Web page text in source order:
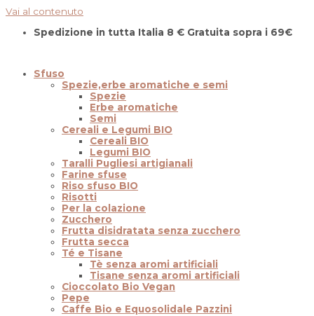
Vai al contenuto
Spedizione in tutta Italia 8 € Gratuita sopra i 69€
Sfuso
Spezie,erbe aromatiche e semi
Spezie
Erbe aromatiche
Semi
Cereali e Legumi BIO
Cereali BIO
Legumi BIO
Taralli Pugliesi artigianali
Farine sfuse
Riso sfuso BIO
Risotti
Per la colazione
Zucchero
Frutta disidratata senza zucchero
Frutta secca
Té e Tisane
Tè senza aromi artificiali
Tisane senza aromi artificiali
Cioccolato Bio Vegan
Pepe
Caffe Bio e Equosolidale Pazzini